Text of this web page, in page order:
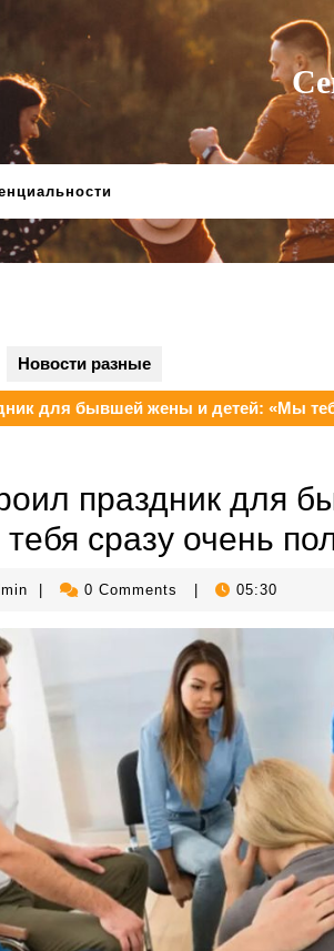
Новости разные
для бывшей жены и детей: «Мы
праздник для
сразу очень
admin 0 Comments 05:30